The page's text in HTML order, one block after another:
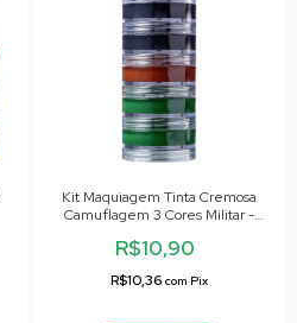
Kit Maquiagem Tinta Cremosa
Camuflagem 3 Cores Militar -
R$10,90
R$10,36com Pix